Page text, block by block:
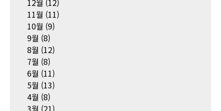
12월 (12)
11월 (11)
10월 (9)
9월 (8)
8월 (12)
7월 (8)
6월 (11)
5월 (13)
4월 (8)
3월 (21)